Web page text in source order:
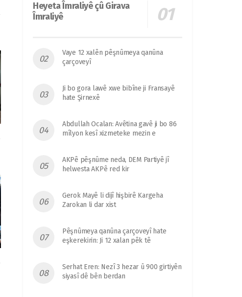
Heyeta Îmraliyê çû Girava
Îmraliyê
Vaye 12 xalên pêşnûmeya qanûna
çarçoveyî
Ji bo gora lawê xwe bibîne ji Fransayê
hate Şirnexê
Abdullah Ocalan: Avêtina gavê ji bo 86
mîlyon kesî xizmeteke mezin e
AKPê pêşnûme neda, DEM Partiyê jî
helwesta AKPê red kir
Gerok Mayê li dijî hişbirê Kargeha
Zarokan li dar xist
Pêşnûmeya qanûna çarçoveyî hate
eşkerekirin: Ji 12 xalan pêk tê
Serhat Eren: Nezî 3 hezar û 900 girtiyên
siyasî dê bên berdan